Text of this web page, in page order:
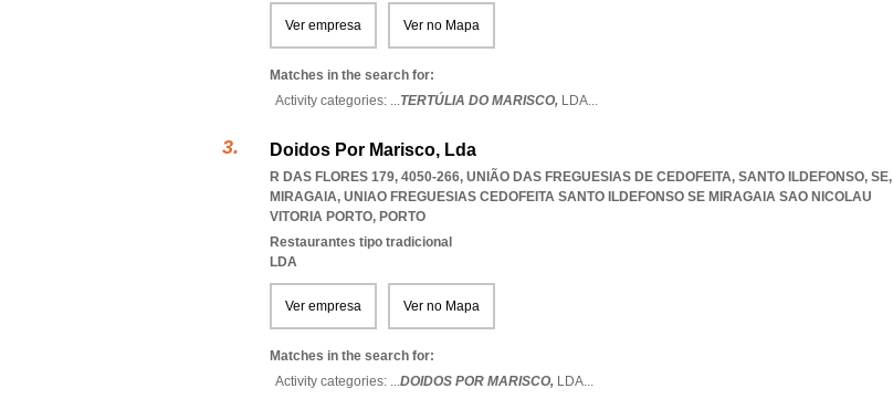
Ver empresa Ver no Mapa
Matches in the search for:
Activity categories: ...TERTÚLIA DO MARISCO, LDA...
Doidos Por Marisco, Lda
R DAS FLORES 179, 4050-266, UNIÃO DAS FREGUESIAS DE CEDOFEITA, SANTO ILDEFONSO, SE,
MIRAGAIA, UNIAO FREGUESIAS CEDOFEITA SANTO ILDEFONSO SE MIRAGAIA SAO NICOLAU
VITORIA PORTO, PORTO
Restaurantes tipo tradicional
LDA
Ver empresa Ver no Mapa
Matches in the search for:
Activity categories: ...DOIDOS POR MARISCO, LDA...